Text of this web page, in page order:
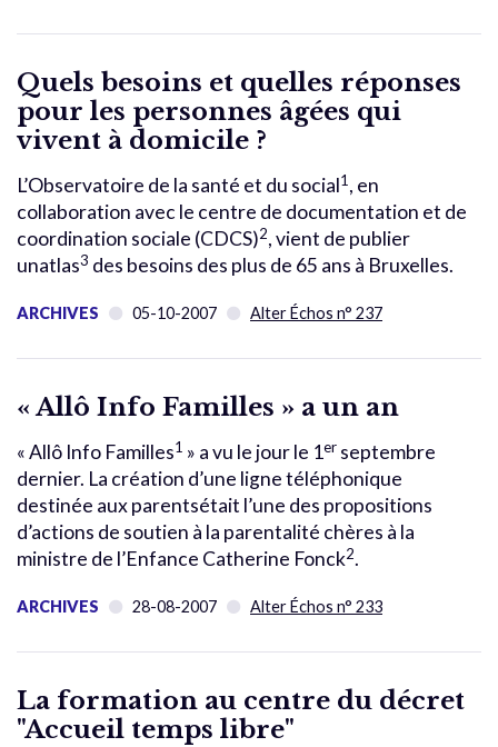
Quels besoins et quelles réponses
pour les personnes âgées qui
vivent à domicile ?
L’Observatoire de la santé et du social1 , en
collaboration avec le centre de documentation et de
coordination sociale (CDCS)2, vient de publier
unatlas3 des besoins des plus de 65 ans à Bruxelles.
ARCHIVES 05-10-2007 Alter Échos n° 237
« Allô Info Familles » a un an
« Allô Info Familles1 » a vu le jour le 1er septembre
dernier. La création d’une ligne téléphonique
destinée aux parentsétait l’une des propositions
d’actions de soutien à la parentalité chères à la
ministre de l’Enfance Catherine Fonck2.
ARCHIVES 28-08-2007 Alter Échos n° 233
La formation au centre du décret
"Accueil temps libre"